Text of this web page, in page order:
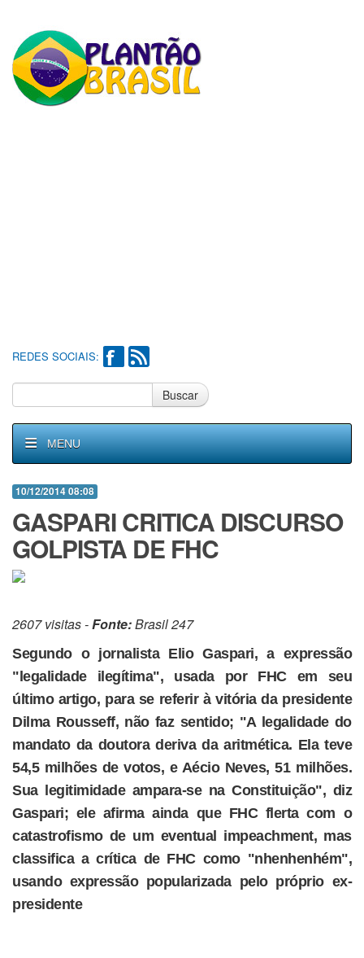
REDES SOCIAIS:
Buscar
MENU
10/12/2014 08:08
GASPARI CRITICA DISCURSO
GOLPISTA DE FHC
2607 visitas -Fonte:Brasil 247
Segundo o jornalista Elio Gaspari, a expressão
"legalidade ilegítima", usada por FHC em seu
último artigo, para se referir à vitória da presidente
Dilma Rousseff, não faz sentido; "A legalidade do
mandato da doutora deriva da aritmética. Ela teve
54,5 milhões de votos, e Aécio Neves, 51 milhões.
Sua legitimidade ampara-se na Constituição", diz
Gaspari; ele afirma ainda que FHC flerta com o
catastrofismo de um eventual impeachment, mas
classifica a crítica de FHC como "nhenhenhém",
usando expressão popularizada pelo próprio ex-
presidente